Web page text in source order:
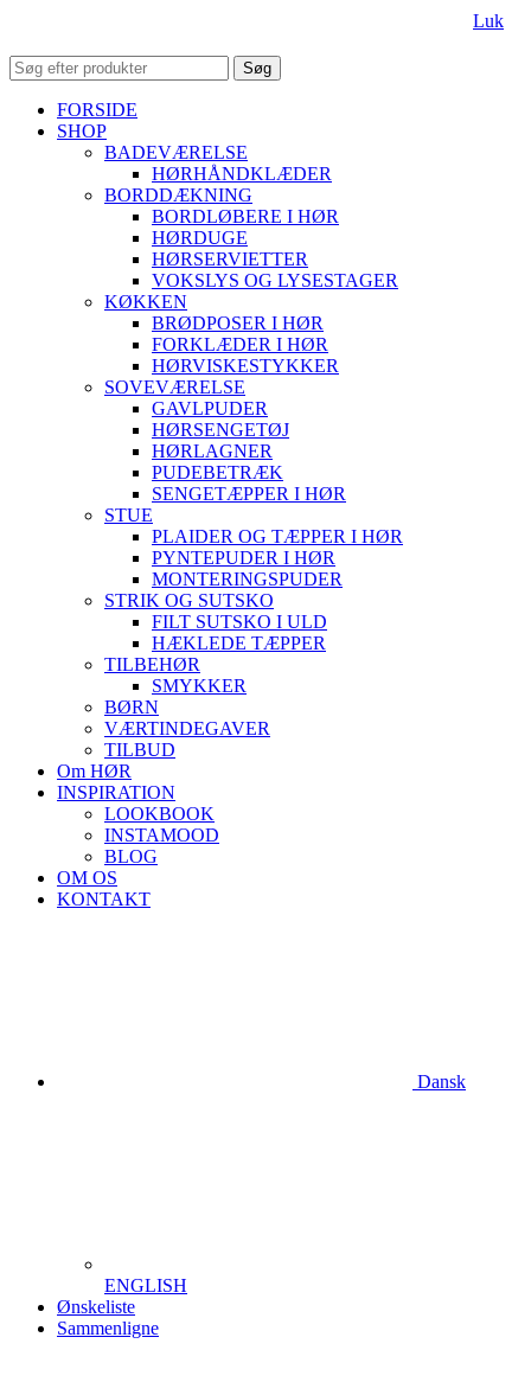
Luk
Søg
FORSIDE
SHOP
BADEVÆRELSE
HØRHÅNDKLÆDER
BORDDÆKNING
BORDLØBERE I HØR
HØRDUGE
HØRSERVIETTER
VOKSLYS OG LYSESTAGER
KØKKEN
BRØDPOSER I HØR
FORKLÆDER I HØR
HØRVISKESTYKKER
SOVEVÆRELSE
GAVLPUDER
HØRSENGETØJ
HØRLAGNER
PUDEBETRÆK
SENGETÆPPER I HØR
STUE
PLAIDER OG TÆPPER I HØR
PYNTEPUDER I HØR
MONTERINGSPUDER
STRIK OG SUTSKO
FILT SUTSKO I ULD
HÆKLEDE TÆPPER
TILBEHØR
SMYKKER
BØRN
VÆRTINDEGAVER
TILBUD
Om HØR
INSPIRATION
LOOKBOOK
INSTAMOOD
BLOG
OM OS
KONTAKT
Dansk
ENGLISH
Ønskeliste
Sammenligne